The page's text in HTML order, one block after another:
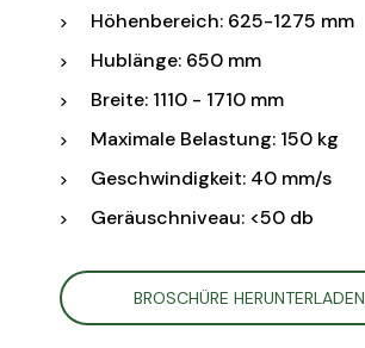
Höhenbereich: 625-1275 mm
Hublänge: 650 mm
Breite: 1110 - 1710 mm
Maximale Belastung: 150 kg
Geschwindigkeit: 40 mm/s
Geräuschniveau: <50 db
BROSCHÜRE HERUNTERLADEN